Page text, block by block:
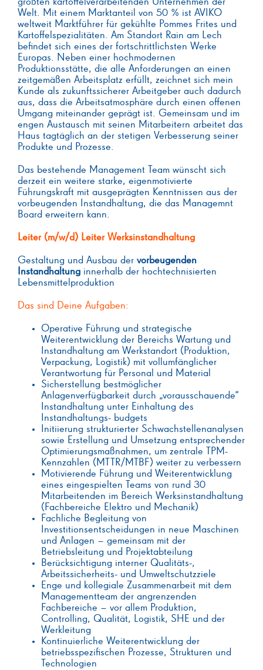
Welt. Mit einem Marktanteil von 50 % ist AVIKO
weltweit Marktführer für gekühlte Pommes Frites und
Kartoffelspezialitäten. Am Standort Rain am Lech
befindet sich eines der fortschrittlichsten Werke
Europas. Neben einer hochmodernen
Produktionsstätte, die alle Anforderungen an einen
zeitgemäßen Arbeitsplatz erfüllt, zeichnet sich mein
Kunde als zukunftssicherer Arbeitgeber auch dadurch
aus, dass die Arbeitsatmosphäre durch einen offenen
Umgang miteinander geprägt ist. Gemeinsam und im
engen Austausch mit seinen Mitarbeitern arbeitet das
Haus tagtäglich an der stetigen Verbesserung seiner
Produkte und Prozesse.
Das bestehende Management Team wünscht sich
derzeit ein weitere starke, eigenmotivierte
Führungskraft mit ausgeprägten Kenntnissen aus der
vorbeugenden Instandhaltung, die das Managemnt
Board erweitern kann.
Leiter (m/w/d) Leiter Werksinstandhaltung
Gestaltung und Ausbau der vorbeugenden
Instandhaltung innerhalb der hochtechnisierten
Lebensmittelproduktion
Das sind Deine Aufgaben:
Operative Führung und strategische
Weiterentwicklung der Bereichs Wartung und
Instandhaltung am Werkstandort (Produktion,
Verpackung, Logistik) mit vollumfänglicher
Verantwortung für Personal und Material
Sicherstellung bestmöglicher
Anlagenverfügbarkeit durch „vorausschauende“
Instandhaltung unter Einhaltung des
Instandhaltungs- budgets
Initiierung strukturierter Schwachstellenanalysen
sowie Erstellung und Umsetzung entsprechender
Optimierungsmaßnahmen, um zentrale TPM-
Kennzahlen (MTTR/MTBF) weiter zu verbessern
Motivierende Führung und Weiterentwicklung
eines eingespielten Teams von rund 30
Mitarbeitenden im Bereich Werksinstandhaltung
(Fachbereiche Elektro und Mechanik)
Fachliche Begleitung von
Investitionsentscheidungen in neue Maschinen
und Anlagen – gemeinsam mit der
Betriebsleitung und Projektabteilung
Berücksichtigung interner Qualitäts-,
Arbeitssicherheits- und Umweltschutzziele
Enge und kollegiale Zusammenarbeit mit dem
Managementteam der angrenzenden
Fachbereiche – vor allem Produktion,
Controlling, Qualität, Logistik, SHE und der
Werkleitung
Kontinuierliche Weiterentwicklung der
betriebsspezifischen Prozesse, Strukturen und
Technologien